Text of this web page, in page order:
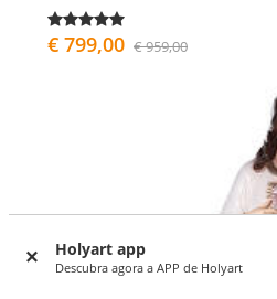
Holyart app
Descubra agora a APP de Holyart
€ 799,00 € 959,00